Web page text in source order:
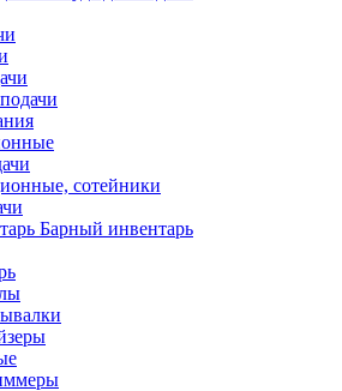
сотейники
Барный инвентарь